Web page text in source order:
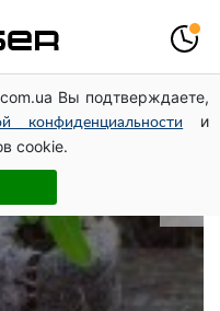
Вы подтверждаете,
конфиденциальности
и
cookie.